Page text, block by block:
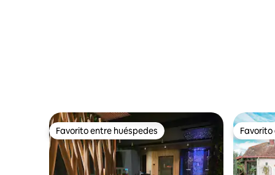
Favorito entre huéspedes
Favorito entre huéspedes